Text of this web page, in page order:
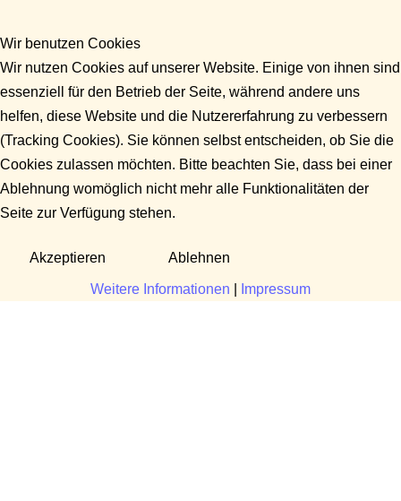
Wir benutzen Cookies
Wir nutzen Cookies auf unserer Website. Einige von ihnen sind
essenziell für den Betrieb der Seite, während andere uns
helfen, diese Website und die Nutzererfahrung zu verbessern
(Tracking Cookies). Sie können selbst entscheiden, ob Sie die
Cookies zulassen möchten. Bitte beachten Sie, dass bei einer
Ablehnung womöglich nicht mehr alle Funktionalitäten der
Seite zur Verfügung stehen.
Akzeptieren Ablehnen
Weitere Informationen Impressum